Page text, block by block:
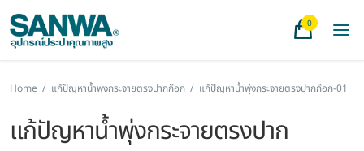
0
Home / แก้ปัญหาน้ำพุ่งกระจายตรงปากก๊อก / แก้ปัญหาน้ำพุ่งกระจายตรงปากก๊อก-01
แก้ปัญหาน้ำพุ่งกระจายตรงปาก